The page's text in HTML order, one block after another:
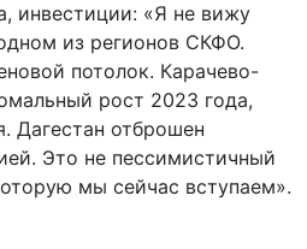
инвестиции: «Я не вижу
из регионов СКФО.
потолок. Карачево-
рост 2023 года,
Дагестан отброшен
Это не пессимистичный
мы сейчас вступаем».